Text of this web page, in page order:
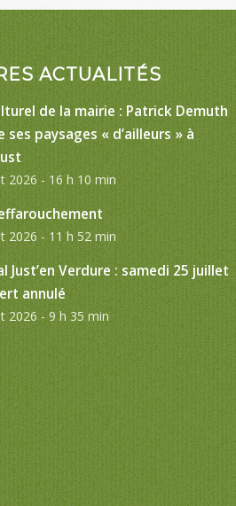
ACTUALITÉS
de la mairie : Patrick Demuth
ses paysages « d’ailleurs » à
2026 - 16 h 10 min
2026 - 11 h 52 min
Just’en Verdure : samedi 25 juillet
annulé
2026 - 9 h 35 min